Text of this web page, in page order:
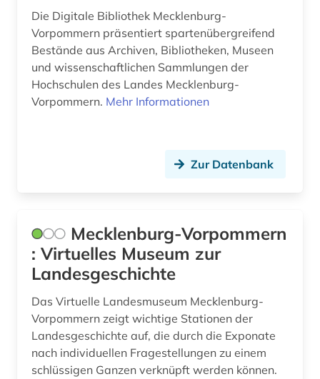
Die Digitale Bibliothek Mecklenburg-
Vorpommern präsentiert spartenübergreifend
Bestände aus Archiven, Bibliotheken, Museen
und wissenschaftlichen Sammlungen der
Hochschulen des Landes Mecklenburg-
Vorpommern. Mehr Informationen
Zur Datenbank
Mecklenburg-Vorpommern
: Virtuelles Museum zur
Landesgeschichte
Das Virtuelle Landesmuseum Mecklenburg-
Vorpommern zeigt wichtige Stationen der
Landesgeschichte auf, die durch die Exponate
nach individuellen Fragestellungen zu einem
schlüssigen Ganzen verknüpft werden können.